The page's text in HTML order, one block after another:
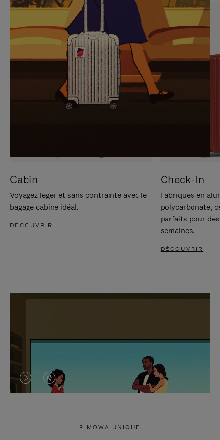
SUR
POUR
METTRE
PAUSE
VEUILLEZ
CLIQUER
POUR
RÉACTIVER
LE
SON
Cabin
Voyagez léger et sans contrainte avec le
bagage cabine idéal.
DÉCOUVRIR
Check-In
Fabriqués en
polycarbonate,
parfaits pour
semaines.
DÉCOUVRIR
LA LE
RIMOWA UNIQUE